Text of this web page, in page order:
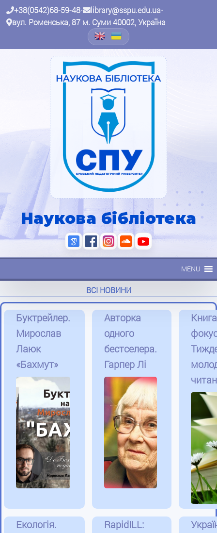
+38(0542)68-59-48• library@sspu.edu.ua•
вул. Роменська, 87 м. Суми 40002, Україна
Наукова бібліотека
MENU
ВСІ НОВИНИ
Буктрейлер.
Мирослав
Лаюк
«Бахмут»
Авторка
одного
бестселера.
Гарпер Лі
Екологія.
RapidILL: